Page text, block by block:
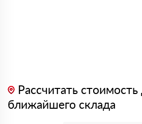
Рассчитать стоимость
ближайшего склада